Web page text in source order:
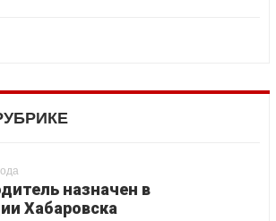
назначен в
Хабаровска